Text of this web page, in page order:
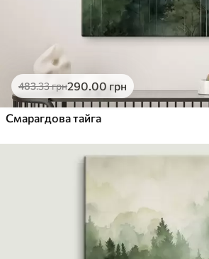
483.33грн290.00 грн
Смарагдова тайга